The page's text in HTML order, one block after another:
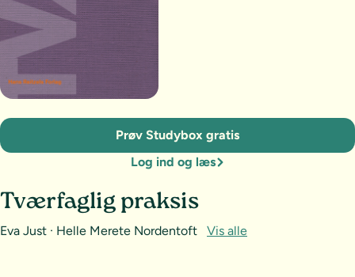
Tværfaglig praksis
Eva Just · Helle Merete Nordentoft Vis alle
Prøv Studybox gratis
Log ind og læs